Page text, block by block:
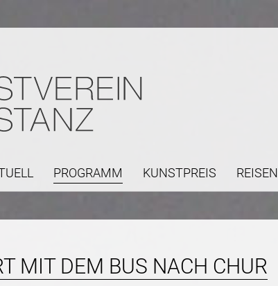
Navigation
überspringen
PROGRAMM KUNSTPREIS REISEN
MIT DEM BUS NACH CHUR